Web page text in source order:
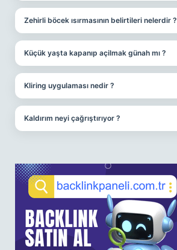
Zehirli böcek ısırmasının belirtileri nelerdir ?
Küçük yaşta kapanıp açilmak günah mı ?
Kliring uygulaması nedir ?
Kaldırım neyi çağrıştırıyor ?